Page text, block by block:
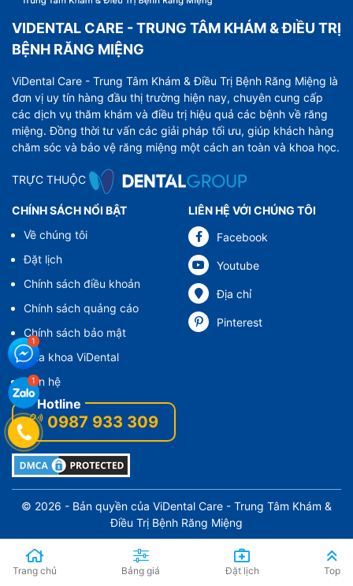
VIDENTAL CARE - TRUNG TÂM KHÁM & ĐIỀU TRỊ
BỆNH RĂNG MIỆNG
ViDental Care - Trung Tâm Khám & Điều Trị Bệnh Răng Miệng là
đơn vị uy tín hàng đầu thị trường hiện nay, chuyên cung cấp
các dịch vụ thăm khám và điều trị hiệu quả các bệnh về răng
miệng. Đồng thời tư vấn các giải pháp tối ưu, giúp khách hàng
chăm sóc và bảo vệ răng miệng một cách an toàn và khoa học.
TRỰC THUỘC
CHÍNH SÁCH NỔI BẬT
Về chúng tôi
Đặt lịch
Chính sách điều khoản
Chính sách quảng cáo
Chính sách bảo mật
Nha khoa ViDental
Liên hệ
LIÊN HỆ VỚI CHÚNG TÔI
Facebook
Youtube
Địa chỉ
Pinterest
0987 933 309
© 2026 - Bản quyền của ViDental Care - Trung Tâm Khám &
Điều Trị Bệnh Răng Miệng
Trang chủ Bảng giá Đặt lịch Top